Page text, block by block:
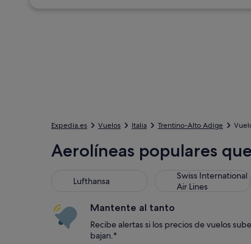
Expedia.es Vuelos Italia Trentino-Alto Adige
Aerolíneas populares
Lufthansa
Lufthansa
Swiss International
Air Lines
Swiss International Air
Mantente al tanto
Recibe alertas si los precios de vuelos
bajan.*